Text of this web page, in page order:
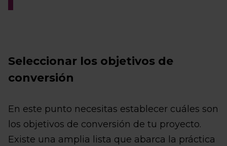
Seleccionar los objetivos de
conversión
En este punto necesitas establecer cuáles son
los objetivos de conversión de tu proyecto.
Existe una amplia lista que abarca la práctica